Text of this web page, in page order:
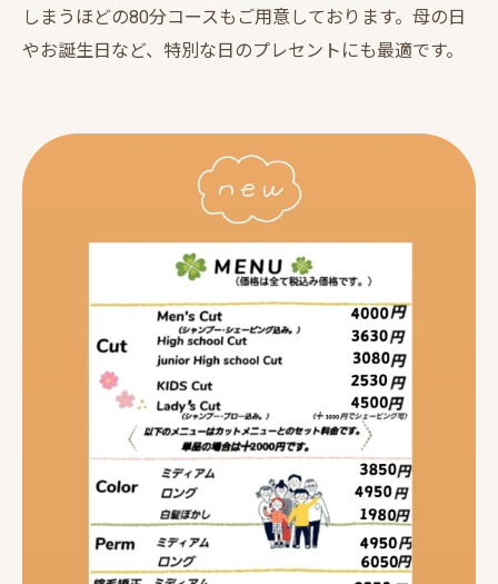
しまうほどの80分コースもご用意しております。母の日
やお誕生日など、特別な日のプレセントにも最適です。